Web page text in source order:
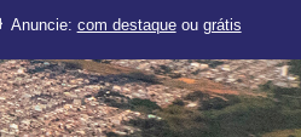
Anuncie: com destaqueou grátis